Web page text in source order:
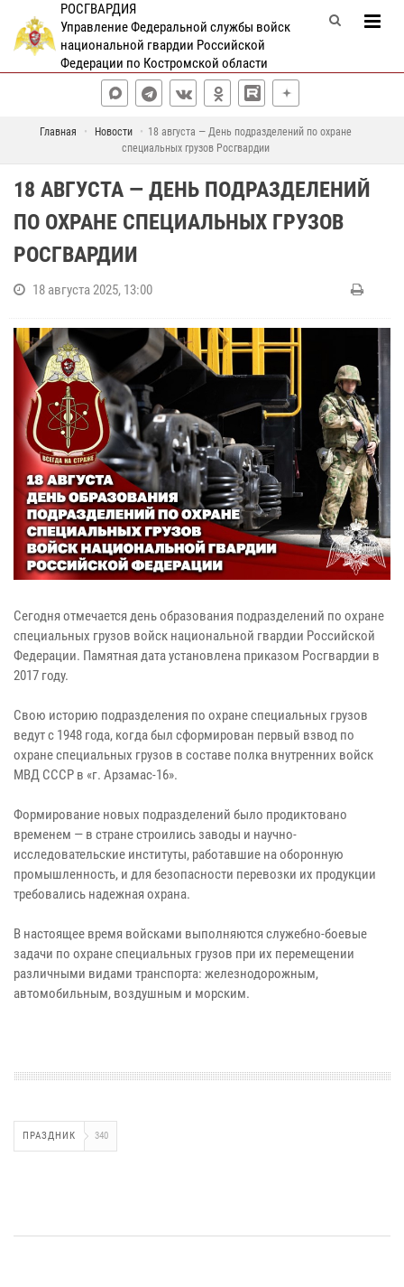
РОСГВАРДИЯ
Управление Федеральной службы войск
национальной гвардии Российской
Федерации по Костромской области
Главная Новости
18 августа — День подразделений по охране
специальных грузов Росгвардии
18 АВГУСТА — ДЕНЬ ПОДРАЗДЕЛЕНИЙ
ПО ОХРАНЕ СПЕЦИАЛЬНЫХ ГРУЗОВ
РОСГВАРДИИ
18 августа 2025, 13:00
Сегодня отмечается день образования подразделений по охране
специальных грузов войск национальной гвардии Российской
Федерации. Памятная дата установлена приказом Росгвардии в
2017 году.
Свою историю подразделения по охране специальных грузов
ведут с 1948 года, когда был сформирован первый взвод по
охране специальных грузов в составе полка внутренних войск
МВД СССР в «г. Арзамас-16».
Формирование новых подразделений было продиктовано
временем — в стране строились заводы и научно-
исследовательские институты, работавшие на оборонную
промышленность, и для безопасности перевозки их продукции
требовались надежная охрана.
В настоящее время войсками выполняются служебно-боевые
задачи по охране специальных грузов при их перемещении
различными видами транспорта: железнодорожным,
автомобильным, воздушным и морским.
ПРАЗДНИК 340